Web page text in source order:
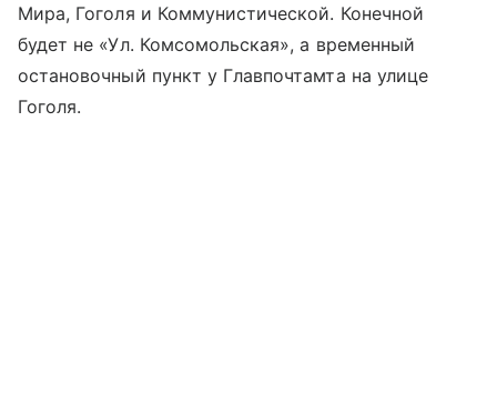
Мира, Гоголя и Коммунистической. Конечной
будет не «Ул. Комсомольская», а временный
остановочный пункт у Главпочтамта на улице
Гоголя.